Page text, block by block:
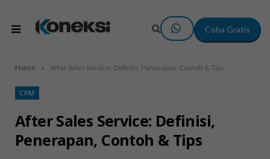
Coba Gratis
Home » After Sales Service: Definisi, Penerapan, Contoh & Tips
CRM
After Sales Service: Definisi,
Penerapan, Contoh & Tips